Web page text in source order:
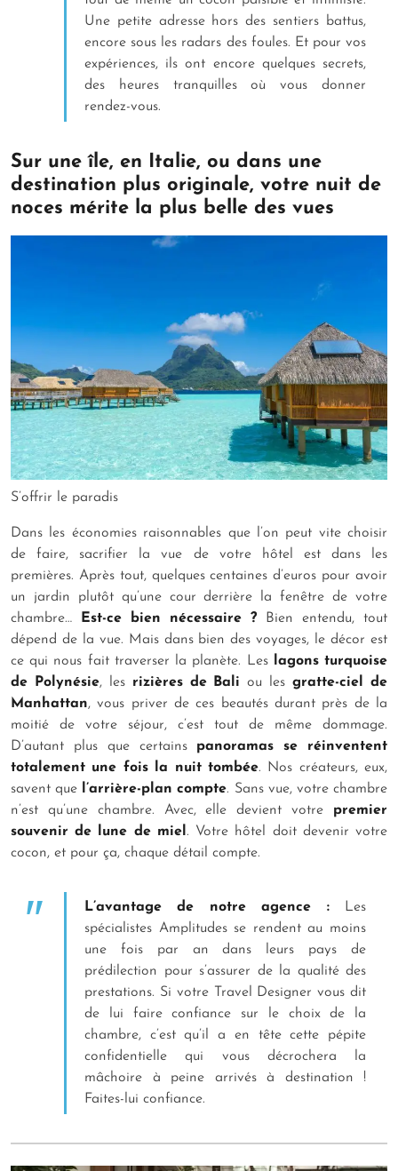
Une petite adresse hors des sentiers battus,
encore sous les radars des foules. Et pour vos
expériences, ils ont encore quelques secrets,
des heures tranquilles où vous donner
rendez-vous.
Sur une île, en Italie, ou dans une
destination plus originale, votre nuit de
noces mérite la plus belle des vues
S’offrir le paradis
Dans les économies raisonnables que l’on peut vite choisir
de faire, sacrifier la vue de votre hôtel est dans les
premières. Après tout, quelques centaines d’euros pour avoir
un jardin plutôt qu’une cour derrière la fenêtre de votre
chambre… Est-ce bien nécessaire ?
Bien entendu, tout
dépend de la vue. Mais dans bien des voyages, le décor est
ce qui nous fait traverser la planète. Les
lagons turquoise
de Polynésie, lesrizières de Bali ou les gratte-ciel de
Manhattan, vous priver de ces beautés durant près de la
moitié de votre séjour, c’est tout de même dommage.
D’autant plus que certainspanoramas se réinventent
totalement une fois la nuit tombée. Nos créateurs, eux,
savent que
l’arrière-plan compte. Sans vue, votre chambre
n’est qu’une chambre. Avec, elle devient votre premier
souvenir de lune de miel . Votre hôtel doit devenir votre
cocon, et pour ça, chaque détail compte.
L’avantage de notre agence :Les
spécialistes Amplitudes se rendent au moins
une fois par an dans leurs pays de
prédilection pour s’assurer de la qualité des
prestations. Si votre Travel Designer vous dit
de lui faire confiance sur le choix de la
chambre, c’est qu’il a en tête cette pépite
confidentielle qui vous décrochera la
mâchoire à peine arrivés à destination !
Faites-lui confiance.